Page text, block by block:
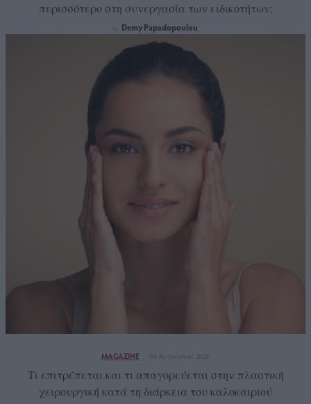
περισσότερο στη συνεργασία των ειδικοτήτων;
Demy Papadopoulou
MAGAZINE 04 Αυγούστου 2026
Tι επιτρέπεται και τι απαγορεύεται στην πλαστική
χειρουργική κατά τη διάρκεια του καλοκαιριού